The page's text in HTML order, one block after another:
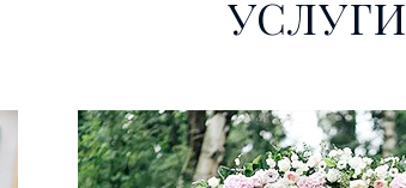
УСЛУГИ